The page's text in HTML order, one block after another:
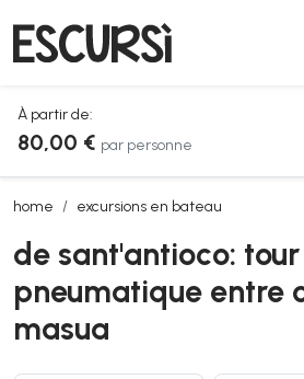
À partir de:
80,00 € par personne
home excursions en bateau
de sant'antioco: tour en canot
de sant'antioco:
pneumatique entre
masua